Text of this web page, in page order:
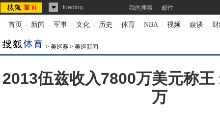
loading... 我的搜狐 邮件
首页 - 新闻 - 军事 - 文化 - 历史 - 体育 - NBA - 视频 - 娱谈 -
> 美巡赛 > 美巡新闻
2013伍兹收入7800万美元称
万